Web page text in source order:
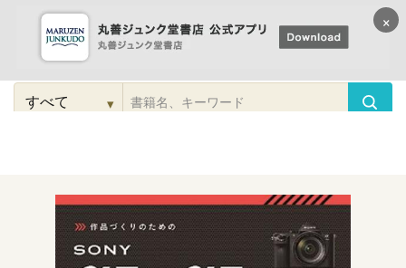
コンテンツに
進む
検
▾
×